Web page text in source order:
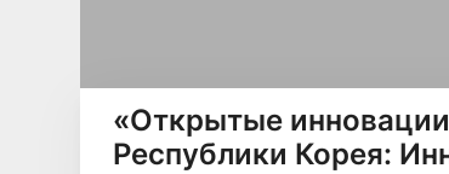
«Открытые
Республики Корея: